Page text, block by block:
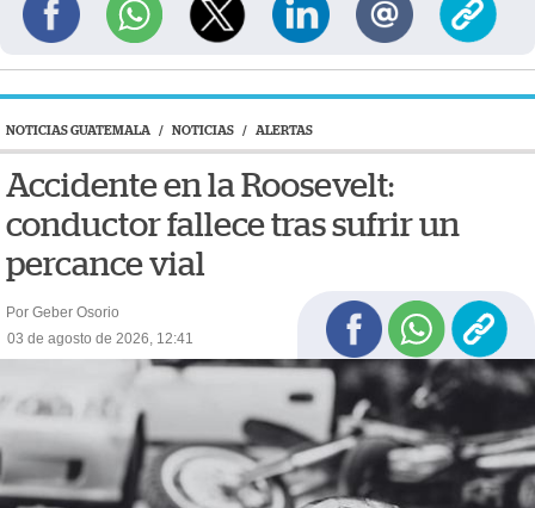
NOTICIAS GUATEMALA / NOTICIAS / ALERTAS
Accidente en la Roosevelt:
conductor fallece tras sufrir un
percance vial
Por Geber Osorio
03 de agosto de 2026, 12:41